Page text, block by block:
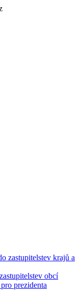
zastupitelstev krajů a
obcí
prezidenta